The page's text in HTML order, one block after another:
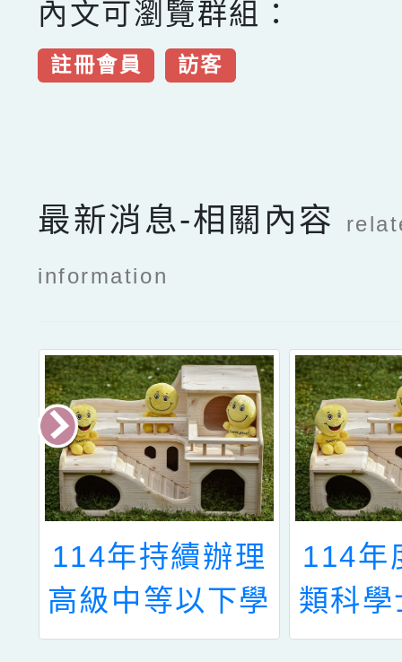
內文可瀏覽群組：
註冊會員 訪客
最新消息-相關內容
information
114年持續辦理
高級中等以下學
校教師在職進修
114年
類科
學分